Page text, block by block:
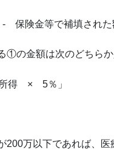
- 保険金等で補填され
①の金額は次のどちらか
得 × 5％」
200万以下であれば、